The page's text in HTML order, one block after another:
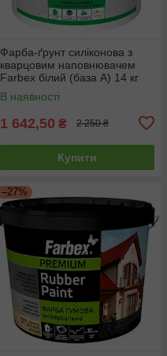
Фарба-ґрунт силіконова з
кварцовим наповнювачем
Farbex білий (база А) 14 кг
В наявності
1 642,50 ₴ 2 250 ₴
Купити
–27%